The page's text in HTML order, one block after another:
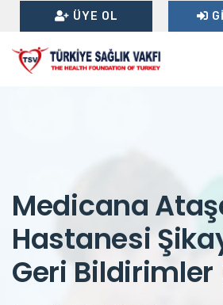
ÜYE OL
Medicana
Hastanesi
Geri Bildirimler